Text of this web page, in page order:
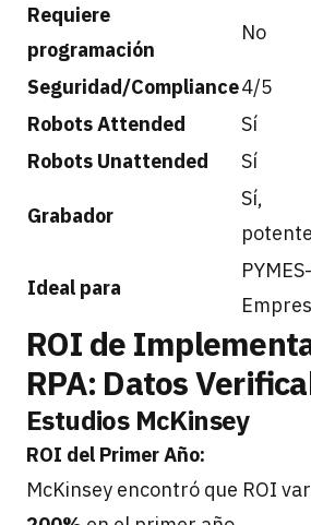
Requiere
programación
No
Seguridad/Compliance4/5
Robots Attended
Sí
Robots Unattended
Sí
Grabador
Sí,
potente
Ideal para
PYMES-
ROI de
RPA: Datos
Estudios McKinsey
ROI del Primer Año:
McKinsey encontró que ROI